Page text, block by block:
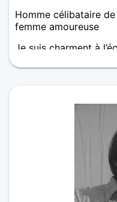
Homme célibataire
femme amoureuse
Je suis charment à
MECHANSTER LA
PAS LA TRAISONT
FAIT QUELLE QUE
GRAVE JE NE
CIE CES PAS GRAVE
CHANTEURE
ARENGEURE
DONT POUR LA
SPIRITUIELLES